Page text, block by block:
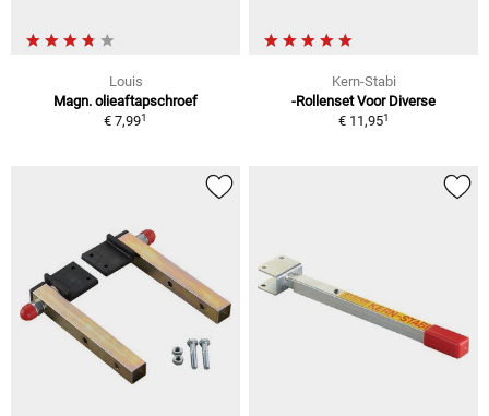
Louis
Magn. olieaftapschroef
€ 7,991
Kern-Stabi
-Rollenset Voor Diverse
€ 11,951